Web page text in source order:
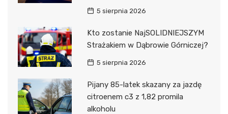
5 sierpnia 2026
Kto zostanie NajSOLIDNIEJSZYM
Strażakiem w Dąbrowie Górniczej?
5 sierpnia 2026
Pijany 85-latek skazany za jazdę
citroenem c3 z 1,82 promila
alkoholu